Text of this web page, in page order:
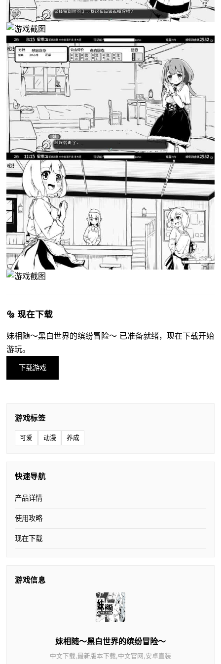
🔩 现在下载
妹相随～黑白世界的缤纷冒险～ 已准备就绪，现在下载开始
游玩。
下载游戏
游戏标签
可爱 动漫 养成
快速导航
产品详情
使用攻略
现在下载
游戏信息
妹相随～黑白世界的缤纷冒险～
中文下载,最新版本下载,中文官网,安卓直装